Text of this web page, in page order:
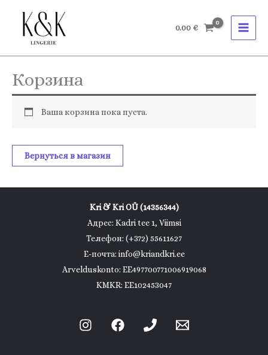
содержимому
0.00 €
Корзина
Ваша корзина пока пуста.
Вернуться в магазин
Kri & Kri OÜ (14356344)
Адрес: Kadri tee 1, Viimsi
Телефон: (+372) 55611627
Е-почта: info@kriandkri.ee
Arvelduskonto: EE497700771006919068
KMKR: EE102453047